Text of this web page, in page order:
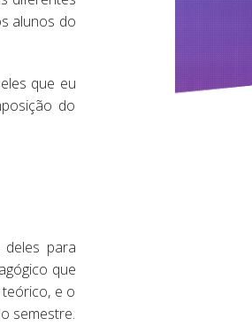
alunos do
que eu
do
para
que
e o
semestre.